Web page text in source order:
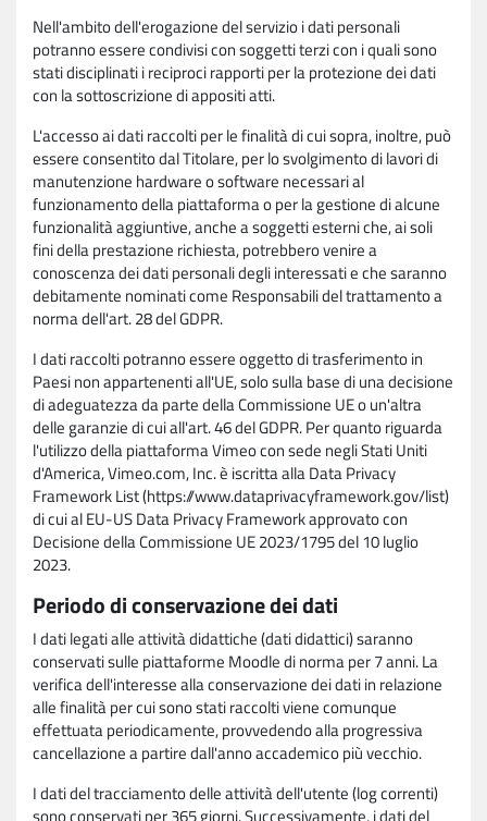
Nell'ambito dell'erogazione del servizio i dati personali
potranno essere condivisi con soggetti terzi con i quali sono
stati disciplinati i reciproci rapporti per la protezione dei dati
con la sottoscrizione di appositi atti.
L'accesso ai dati raccolti per le finalità di cui sopra, inoltre, può
essere consentito dal Titolare, per lo svolgimento di lavori di
manutenzione hardware o software necessari al
funzionamento della piattaforma o per la gestione di alcune
funzionalità aggiuntive, anche a soggetti esterni che, ai soli
fini della prestazione richiesta, potrebbero venire a
conoscenza dei dati personali degli interessati e che saranno
debitamente nominati come Responsabili del trattamento a
norma dell'art. 28 del GDPR.
I dati raccolti potranno essere oggetto di trasferimento in
Paesi non appartenenti all'UE, solo sulla base di una decisione
di adeguatezza da parte della Commissione UE o un'altra
delle garanzie di cui all'art. 46 del GDPR. Per quanto riguarda
l'utilizzo della piattaforma Vimeo con sede negli Stati Uniti
d'America, Vimeo.com, Inc. è iscritta alla Data Privacy
Framework List (https://www.dataprivacyframework.gov/list)
di cui al EU-US Data Privacy Framework approvato con
Decisione della Commissione UE 2023/1795 del 10 luglio
2023.
Periodo di conservazione dei dati
I dati legati alle attività didattiche (dati didattici) saranno
conservati sulle piattaforme Moodle di norma per 7 anni. La
verifica dell'interesse alla conservazione dei dati in relazione
alle finalità per cui sono stati raccolti viene comunque
effettuata periodicamente, provvedendo alla progressiva
cancellazione a partire dall'anno accademico più vecchio.
I dati del tracciamento delle attività dell'utente (log correnti)
sono conservati per 365 giorni. Successivamente, i dati del